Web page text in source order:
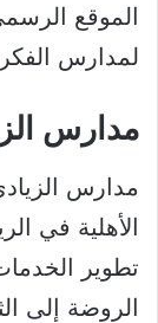
الموقع
لمدارس الفكر
مدارس
مدارس
الأهلية في
تطوير
الروضة إلى